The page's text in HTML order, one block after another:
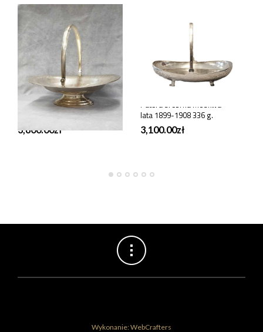
SREBRA
Patera srebrna Moskwa
1885 r. 435 g.
3,800.00zł
Patera srebrna Moskwa
lata 1899-1908 336 g.
3,100.00zł
Wykonanie: WebCrafters